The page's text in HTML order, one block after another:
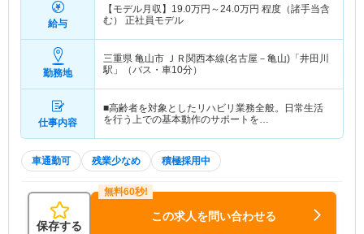
給与
【モデル月収】 19.0万円～24.0万円 程度（諸手当含
む） 正社員モデル
勤務地
三重県 亀山市 ＪＲ関西本線(名古屋－亀山)「井田川
駅」（バス・車10分）
仕事内容
■高齢者を対象としたリハビリ業務全般。日常生活
を行う上での基本動作のサポートを…
車通勤可 残業少なめ 積極採用中
保存する
この求人を問い合わせる